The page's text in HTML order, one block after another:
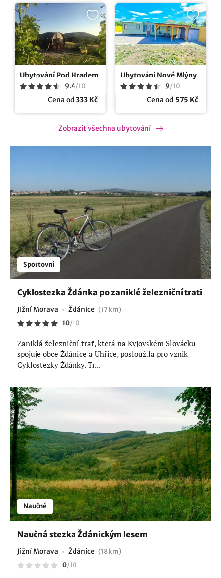
Ubytování Pod Hradem
9.4/10
Cena od 333 Kč
Ubytování Nové Mlýny
9/10
Cena od 575 Kč
Zobrazit všechna ubytování
Sportovní
Cyklostezka Ždánka po zaniklé železniční trati
Jižní Morava Ždánice (17 km)
10/10
Zaniklá železniční trať, která na Kyjovském Slovácku
spojuje obce Ždánice a Uhřice, posloužila pro vznik
Cyklostezky Ždánky. Tr...
Naučné
Naučná stezka Ždánickým lesem
Jižní Morava Ždánice (18 km)
0/10